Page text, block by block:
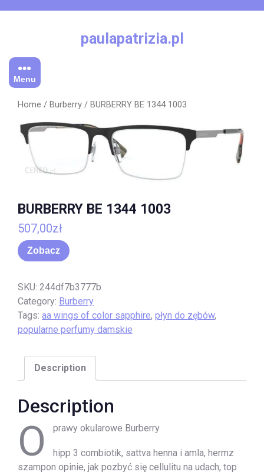
paulapatrizia.pl
Menu
Home / Burberry / BURBERRY BE 1344 1003
BURBERRY BE 1344 1003
507,00zł
Zobacz
SKU: 244df7b3777b
Category: Burberry
Tags: aa wings of color sapphire, płyn do zębów,
popularne perfumy damskie
Description
Description
O prawy okularowe Burberry
hipp 3 combiotik, sattva henna i amla, hermz
szampon opinie, jak pozbyć się cellulitu na udach, top